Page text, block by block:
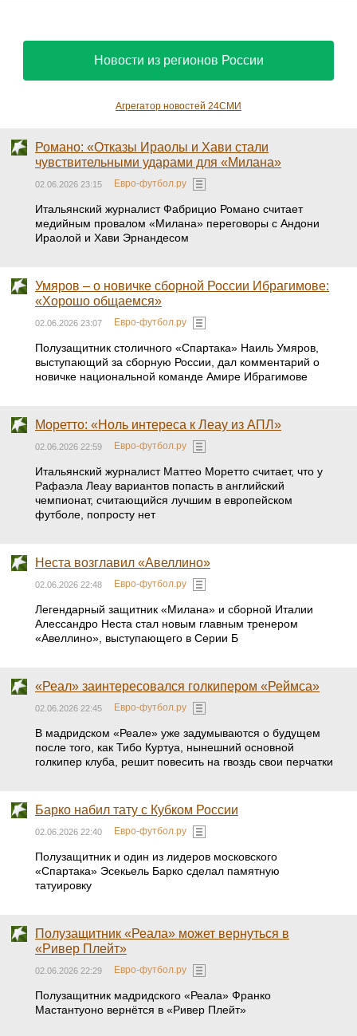
Новости из регионов России
Агрегатор новостей 24СМИ
Романо: «Отказы Ираолы и Хави стали
чувствительными ударами для «Милана»
02.06.2026 23:15 Евро-футбол.ру
Итальянский журналист Фабрицио Романо считает
медийным провалом «Милана» переговоры с Андони
Ираолой и Хави Эрнандесом
Умяров – о новичке сборной России Ибрагимове:
«Хорошо общаемся»
02.06.2026 23:07 Евро-футбол.ру
Полузащитник столичного «Спартака» Наиль Умяров,
выступающий за сборную России, дал комментарий о
новичке национальной команде Амире Ибрагимове
Моретто: «Ноль интереса к Леау из АПЛ»
02.06.2026 22:59 Евро-футбол.ру
Итальянский журналист Маттео Моретто считает, что у
Рафаэла Леау вариантов попасть в английский
чемпионат, считающийся лучшим в европейском
футболе, попросту нет
Неста возглавил «Авеллино»
02.06.2026 22:48 Евро-футбол.ру
Легендарный защитник «Милана» и сборной Италии
Алессандро Неста стал новым главным тренером
«Авеллино», выступающего в Серии Б
«Реал» заинтересовался голкипером «Реймса»
02.06.2026 22:45 Евро-футбол.ру
В мадридском «Реале» уже задумываются о будущем
после того, как Тибо Куртуа, нынешний основной
голкипер клуба, решит повесить на гвоздь свои перчатки
Барко набил тату с Кубком России
02.06.2026 22:40 Евро-футбол.ру
Полузащитник и один из лидеров московского
«Спартака» Эсекьель Барко сделал памятную
татуировку
Полузащитник «Реала» может вернуться в
«Ривер Плейт»
02.06.2026 22:29 Евро-футбол.ру
Полузащитник мадридского «Реала» Франко
Мастантуоно вернётся в «Ривер Плейт»